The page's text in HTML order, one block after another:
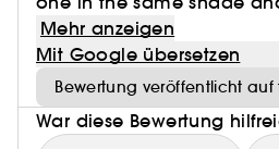
Mehr anzeigen
Mit Google übersetzen
Bewertung veröffentlicht
War diese Bewertung